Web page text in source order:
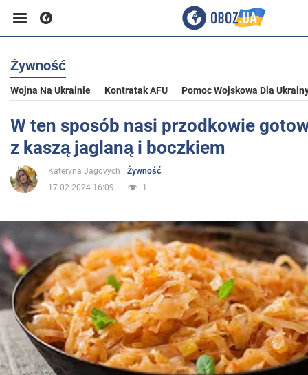
Biznes
Sport
Rozrywka
Polityka
Społeczeństwo
Wojna na Ukrainie
Żywność
Wojna Na Ukrainie Kontratak AFU Pomoc Wojskowa Dla
W ten sposób nasi przodkowie
z kaszą jaglaną i boczkiem
Kateryna Jagovych
Żywność
17.02.2024 16:09
1